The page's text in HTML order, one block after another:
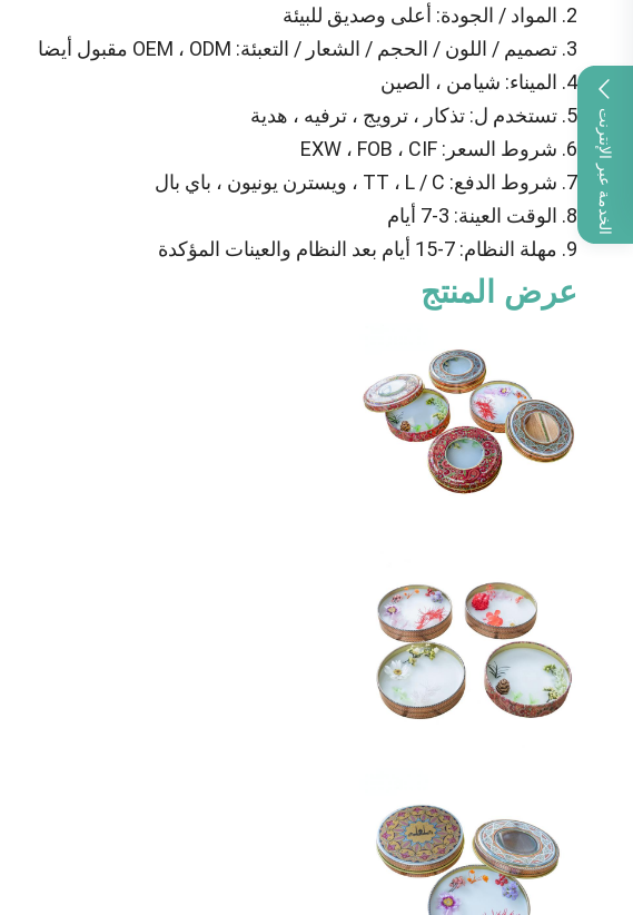
الخدمة عبر الإنترنت
2. المواد / الجودة: أعلى وصديق للبيئة
3. تصميم / اللون / الحجم / الشعار / التعبئة: OEM ، ODM مقبول أيضا
4. الميناء: شيامن ، الصين
5. تستخدم ل: تذكار ، ترويج ، ترفيه ، هدية
6. شروط السعر: EXW ، FOB ، CIF
7. شروط الدفع: TT ، L / C ، ويسترن يونيون ، باي بال
8. الوقت العينة: 3-7 أيام
9. مهلة النظام: 7-15 أيام بعد النظام والعينات المؤكدة
عرض المنتج